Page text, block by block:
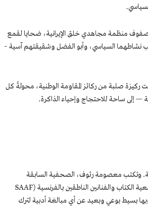
صفوف منظمة مجاهدي خلق الإيرانية، ضحايا لقمع
نشاطهما السياسي، وأبو الفضل وشقيقتهم آسية –
ركيزة صلبة من ركائز المقاومة الوطنية، محولةً كل
— إلى ساحة للاحتجاج وإحياء الذاكرة.
وتكتب معصومة رئوف، الصحفية السابقة
والسجينة السياسية السابقة والحائزة على الميدالية الفضية من جمعية الكتاب والفنانين الناطقين بالفرنسية (SAAF
بسيط بوعي وبعيد عن أي مبالغة أدبية لترك